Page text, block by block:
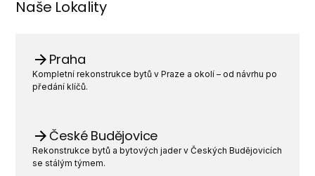
Naše Lokality
Praha
Kompletní rekonstrukce bytů v Praze a okolí – od návrhu po
předání klíčů.
České Budějovice
Rekonstrukce bytů a bytových jader v Českých Budějovicích
se stálým týmem.